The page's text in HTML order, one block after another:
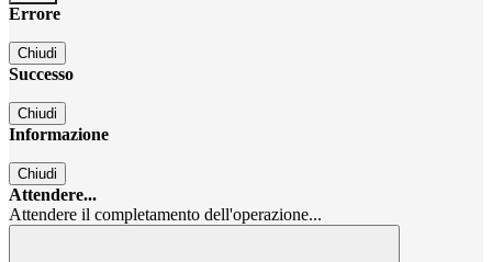
Errore
Chiudi
Successo
Chiudi
Informazione
Chiudi
Attendere...
Attendere il completamento dell'operazione...